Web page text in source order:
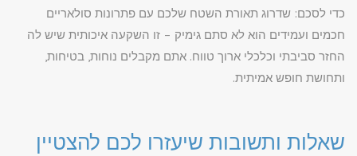
כדי לסכם: שדרוג תאורת השטח שלכם עם פתרונות סולאריים
חכמים ועמידים הוא לא סתם גימיק – זו השקעה איכותית שיש לה
החזר סביבתי וכלכלי ארוך טווח. אתם מקבלים נוחות, בטיחות,
ותחושת חופש אמיתית.
שאלות ותשובות שיעזרו לכם להצטיין